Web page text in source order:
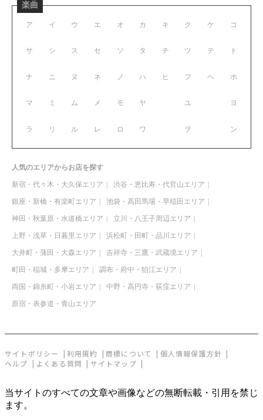
楽曲
ア イ ウ エ オ
サ シ ス セ ソ
ナ ニ ヌ ネ ノ
マ ミ ム メ モ
ラ リ ル レ ロ
カ キ ク ケ コ
タ チ ツ テ ト
ハ ヒ フ ヘ ホ
ヤ ユ ヨ
ワ ヲ ン
人気のエリアからお店を探す
新宿・代々木・大久保エリア 渋谷・恵比寿・代官山エリア
銀座・新橋・有楽町エリア 池袋・高田馬場・早稲田エリア
神田・秋葉原・水道橋エリア 立川・八王子周辺エリア
上野・浅草・日暮里エリア 浜松町・田町・品川エリア
大井町・蒲田・大森エリア 吉祥寺・三鷹・武蔵境エリア
町田・稲城・多摩エリア 調布・府中・狛江エリア
両国・錦糸町・小岩エリア 中野・高円寺・荻窪エリア
原宿・表参道・青山エリア
サイトポリシー 利用規約 商標について
個人情報保護方針
ヘルプ
よくある質問 サイトマップ
当サイトのすべての文章や画像などの無断転載・引用を禁じ
ます。